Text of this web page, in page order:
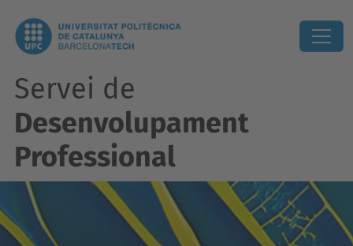
Servei de
Desenvolupament
Professional